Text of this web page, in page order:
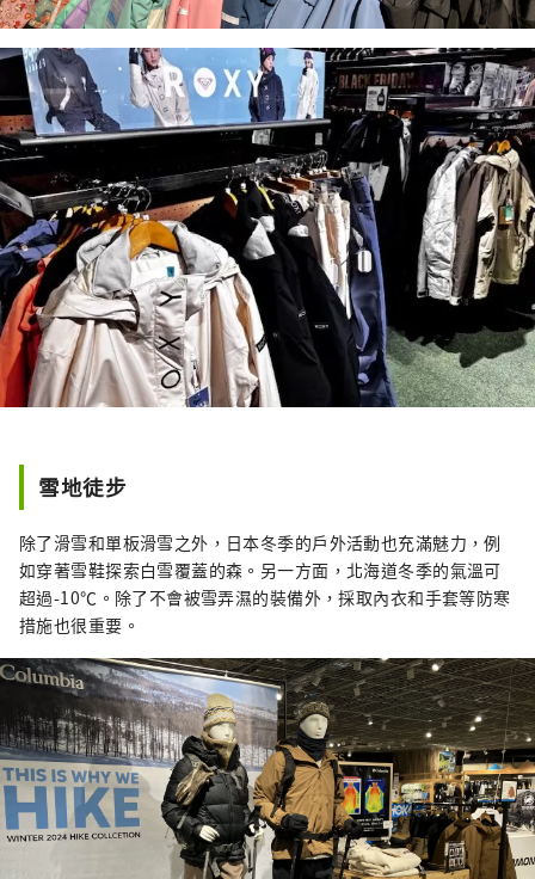
雪地徒步
除了滑雪和單板滑雪之外，日本冬季的戶外活動也充滿魅力，例
如穿著雪鞋探索白雪覆蓋的森。另一方面，北海道冬季的氣溫可
超過-10℃。除了不會被雪弄濕的裝備外，採取內衣和手套等防寒
措施也很重要。